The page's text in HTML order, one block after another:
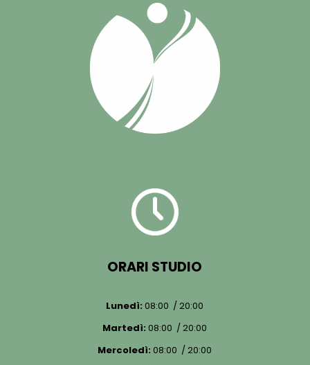
ORARI STUDIO
Lunedì: 08:00 / 20:00
Martedì: 08:00 / 20:00
Mercoledì: 08:00 / 20:00